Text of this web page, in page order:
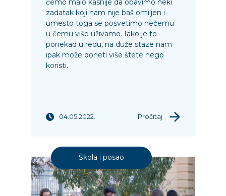
ćemo malo kasnije da obavimo neki
zadatak koji nam nije baš omiljen i
umesto toga se posvetimo nečemu
u čemu više uživamo. Iako je to
ponekad u redu, na duže staze nam
ipak može doneti više štete nego
koristi.
04.05.2022. Pročitaj
Škola i posao